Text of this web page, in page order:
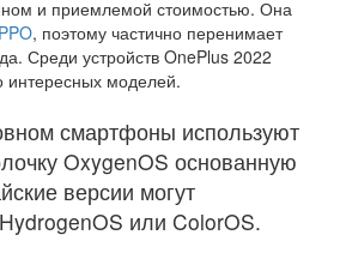
и приемлемой стоимостью. Она
, поэтому частично перенимает
Среди устройств OnePlus 2022
интересных моделей.
смартфоны используют
OxygenOS основанную
версии могут
или ColorOS.